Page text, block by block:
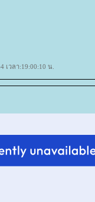
เวลา:19:00:10 น.